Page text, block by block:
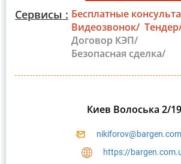
Сервисы : Бесплатные
Видеозвонок/
Договор КЭП/
Безопасная сделка/
Киев Волоська 2/19
https://